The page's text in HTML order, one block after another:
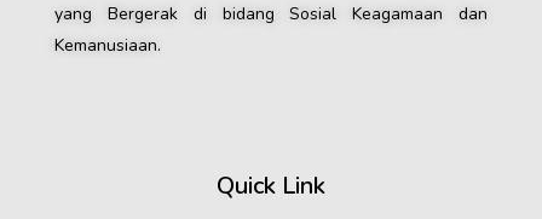
yang Bergerak di bidang Sosial Keagamaan dan
Kemanusiaan.
Quick Link